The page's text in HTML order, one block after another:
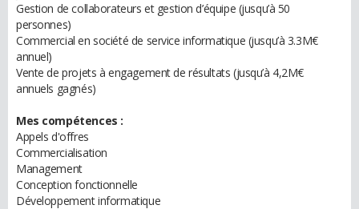
Gestion de collaborateurs et gestion d’équipe (jusqu’à 50
personnes)
Commercial en société de service informatique (jusqu’à 3.3M€
annuel)
Vente de projets à engagement de résultats (jusqu’à 4,2M€
annuels gagnés)
Mes compétences :
Appels d'offres
Commercialisation
Management
Conception fonctionnelle
Développement informatique